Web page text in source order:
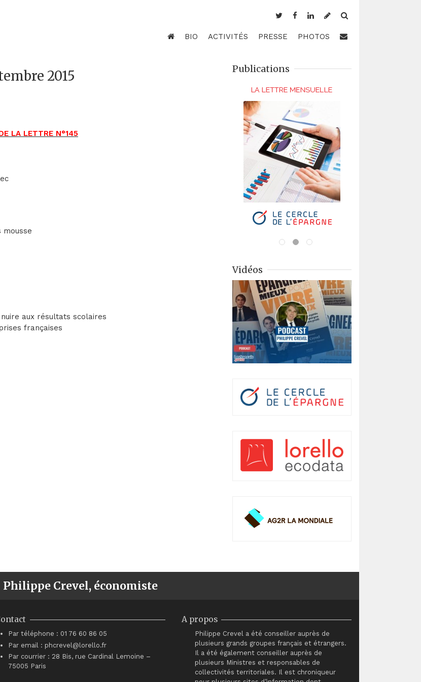
BIO ACTIVITÉS PRESSE PHOTOS
2015
LA LETTRE N°145
mousse
aux résultats scolaires
françaises
Publications
Vidéos
Philippe Crevel, économiste
Par téléphone : 01 76 60 86 05
Par email : phcrevel@lorello.fr
Par courrier : 28 Bis, rue Cardinal Lemoine –
75005 Paris
A propos
Philippe Crevel a été conseiller auprès de
plusieurs grands groupes français et étrangers.
Il a été également conseiller auprès de
plusieurs Ministres et responsables de
collectivités territoriales. Il est chroniqueur